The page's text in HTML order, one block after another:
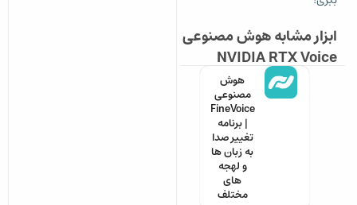
ابزار مشابه هوش مصنوعی
NVIDIA RTX Voice
هوش
مصنوعی
FineVoice
| برنامه
تغییر صدا
به زبان ها
و لهجه
های
مختلف